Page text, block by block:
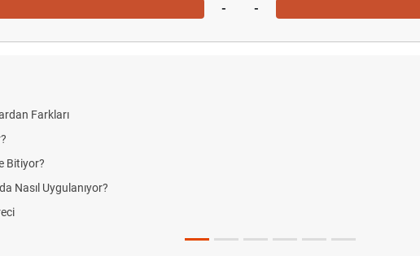
- -
Farkları
Bitiyor?
Nasıl Uygulanıyor?